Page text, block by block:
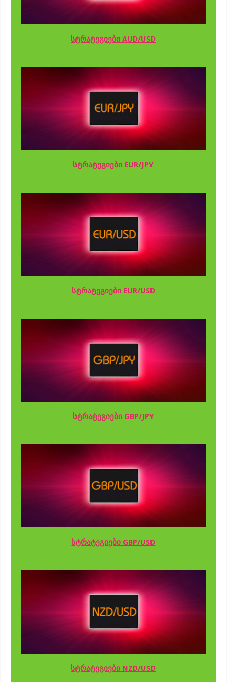
სტრატეგიები AUD/USD
სტრატეგიები EUR/JPY
სტრატეგიები EUR/USD
სტრატეგიები GBP/JPY
სტრატეგიები GBP/USD
სტრატეგიები NZD/USD